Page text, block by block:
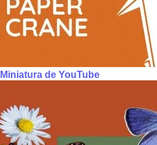
Miniatura de YouTube